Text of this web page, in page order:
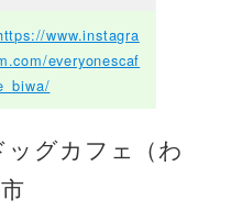
www.instagra
everyonescaf
ッグカフェ（わ